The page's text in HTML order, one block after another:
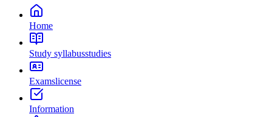
Home
Study syllabusstudies
Examslicense
Information